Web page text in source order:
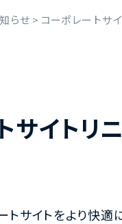
らせ > コーポレートサ
サイトリ
トサイトをより快適